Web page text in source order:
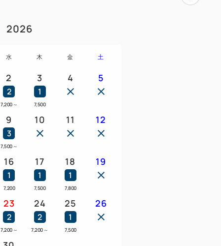
居が県の重要文化財に指定されていま
葉城)。
された隅櫓が往時をしのばせます。
泊税が導入され、1人1泊あたり300円
6,000円未満(素泊り・税抜き)の場合、課
2026
水 木 金 土
2
2
7,200 ～
3
1
7,500
4 5
9
3
7,500 ～
10 11 12
16
1
7,200
17
1
7,500
18
1
7,800
19
23
2
7,200 ～
24
2
7,200 ～
25
1
7,500
26